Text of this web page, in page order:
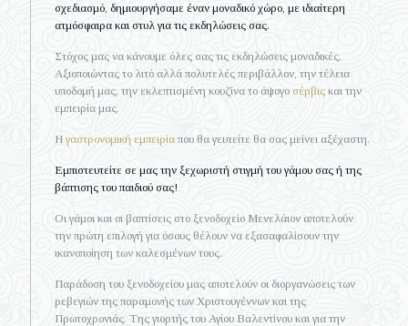
σχεδιασμό, δημιουργήσαμε έναν μοναδικό χώρο, με ιδιαίτερη
ατμόσφαιρα και στυλ για τις εκδηλώσεις σας.
Στόχος μας να κάνουμε όλες σας τις εκδηλώσεις μοναδικές.
Αξιοποιώντας το λιτό αλλά πολυτελές περιβάλλον, την τέλεια
υποδομή μας, την εκλεπτισμένη κουζίνα το άψογο σέρβις και την
εμπειρία μας.
Ηγαστρονομική εμπειρία που θα γευτείτε θα σας μείνει αξέχαστη.
Εμπιστευτείτε σε μας την ξεχωριστή στιγμή του γάμου σας ή της
βάπτισης του παιδιού σας!
Οι γάμοι και οι βαπτίσεις στο ξενοδοχείο Μενελάιον αποτελούν
την πρώτη επιλογή για όσους θέλουν να εξασαφαλίσουν την
ικανοποίηση των καλεσμένων τους.
Παράδοση του ξενοδοχείου μας αποτελούν οι διοργανώσεις των
ρεβεγιών της παραμονής των Χριστουγέννων και της
Πρωτοχρονιάς. Της γιορτής του Αγίου Βαλεντίνου και για την